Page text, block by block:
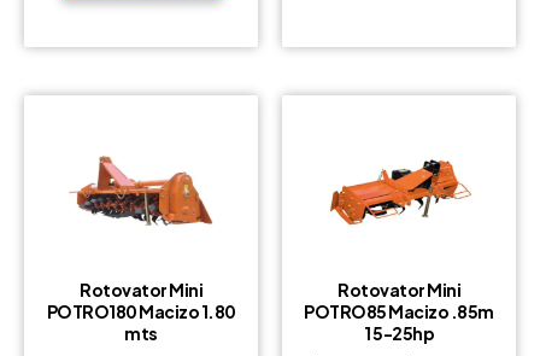
Rotovator Mini
POTRO180 Macizo 1.80
mts
Rotovator Mini
POTRO85 Macizo .85m
1 5-25hp